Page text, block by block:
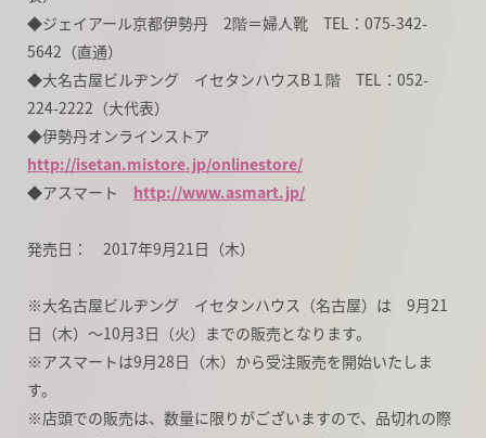
◆ジェイアール京都伊勢丹 2階＝婦人靴 TEL：075-342-
5642（直通）
◆大名古屋ビルヂング イセタンハウスB１階 TEL：052-
224-2222（大代表）
◆伊勢丹オンラインストア
http://isetan.mistore.jp/onlinestore/
◆アスマート http://www.asmart.jp/
発売日： 2017年9月21日（木）
※大名古屋ビルヂング イセタンハウス（名古屋）は 9月21
日（木）～10月3日（火）までの販売となります。
※アスマートは9月28日（木）から受注販売を開始いたしま
す。
※店頭での販売は、数量に限りがございますので、品切れの際